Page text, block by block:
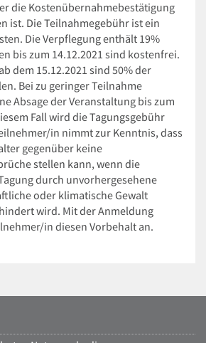
die Kostenübernahmebestätigung
ist. Die Teilnahmegebühr ist ein
Die Verpflegung enthält 19%
bis zum 14.12.2021 sind kostenfrei.
dem 15.12.2021 sind 50% der
Bei zu geringer Teilnahme
Absage der Veranstaltung bis zum
Fall wird die Tagungsgebühr
in nimmt zur Kenntnis, dass
gegenüber keine
stellen kann, wenn die
durch unvorhergesehene
oder klimatische Gewalt
wird. Mit der Anmeldung
in diesen Vorbehalt an.